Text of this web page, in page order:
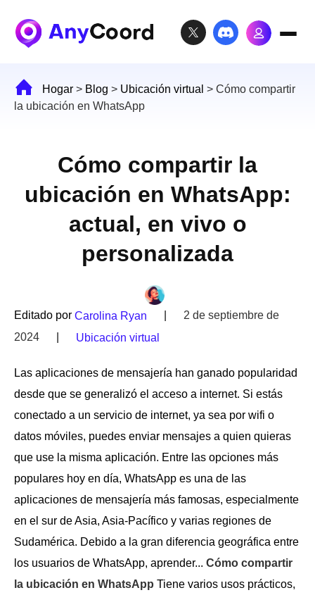
Hogar > Blog > Ubicación virtual > Cómo compartir
la ubicación en WhatsApp
Cómo compartir la
ubicación en WhatsApp:
actual, en vivo o
personalizada
Editado por Carolina Ryan
2 de septiembre de
2024
Ubicación virtual
Las aplicaciones de mensajería han ganado popularidad
desde que se generalizó el acceso a internet. Si estás
conectado a un servicio de internet, ya sea por wifi o
datos móviles, puedes enviar mensajes a quien quieras
que use la misma aplicación. Entre las opciones más
populares hoy en día, WhatsApp es una de las
aplicaciones de mensajería más famosas, especialmente
en el sur de Asia, Asia-Pacífico y varias regiones de
Sudamérica. Debido a la gran diferencia geográfica entre
los usuarios de WhatsApp, aprender... Cómo compartir
la ubicación en WhatsApp Tiene varios usos prácticos,